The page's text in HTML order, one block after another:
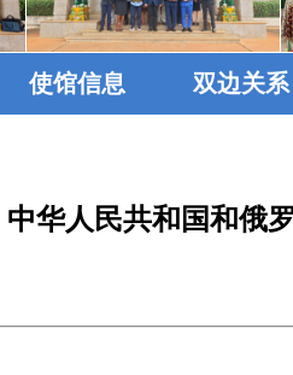
使馆信息 双边关系
中华人民共和国和俄